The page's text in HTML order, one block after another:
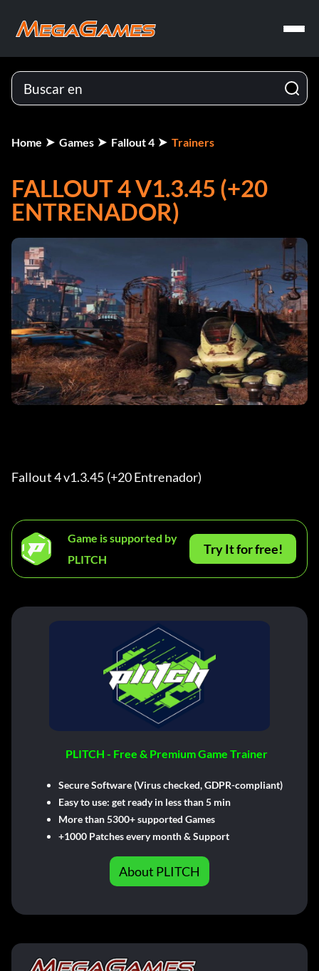
Home Games Fallout 4 Trainers
FALLOUT 4 V1.3.45 (+20
ENTRENADOR)
Fallout 4 v1.3.45 (+20 Entrenador)
Game is supported by
PLITCH
Try It for free!
PLITCH - Free & Premium Game Trainer
Secure Software (Virus checked, GDPR-compliant)
Easy to use: get ready in less than 5 min
More than 5300+ supported Games
+1000 Patches every month & Support
About PLITCH